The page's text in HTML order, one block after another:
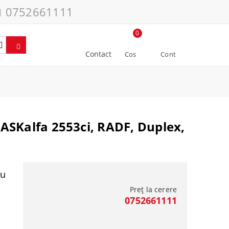
0752661111
Contact Cos
0
Cont
2553ci, RADF, Duplex,
Preț la cerere
0752661111